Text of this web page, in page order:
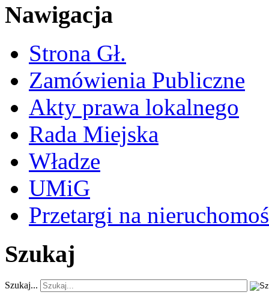
Nawigacja
Strona Gł.
Zamówienia Publiczne
Akty prawa lokalnego
Rada Miejska
Władze
UMiG
Przetargi na
Szukaj
Szukaj...